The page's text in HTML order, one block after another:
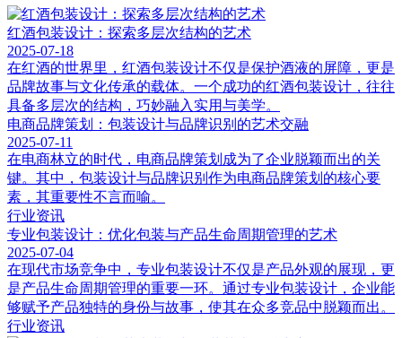
红酒包装设计：探索多层次结构的艺术
2025-07-18
在红酒的世界里，红酒包装设计不仅是保护酒液的屏障，更是
品牌故事与文化传承的载体。一个成功的红酒包装设计，往往
具备多层次的结构，巧妙融入实用与美学。
电商品牌策划：包装设计与品牌识别的艺术交融
2025-07-11
在电商林立的时代，电商品牌策划成为了企业脱颖而出的关
键。其中，包装设计与品牌识别作为电商品牌策划的核心要
素，其重要性不言而喻。
行业资讯
专业包装设计：优化包装与产品生命周期管理的艺术
2025-07-04
在现代市场竞争中，专业包装设计不仅是产品外观的展现，更
是产品生命周期管理的重要一环。通过专业包装设计，企业能
够赋予产品独特的身份与故事，使其在众多竞品中脱颖而出。
行业资讯